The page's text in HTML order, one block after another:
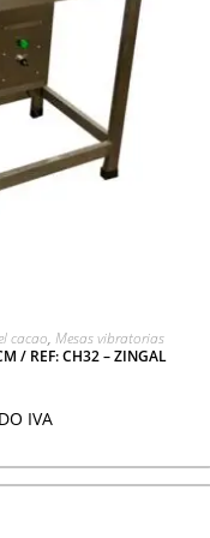
cacao, Mesas vibratorias
/ REF: CH32 – ZINGAL
IVA